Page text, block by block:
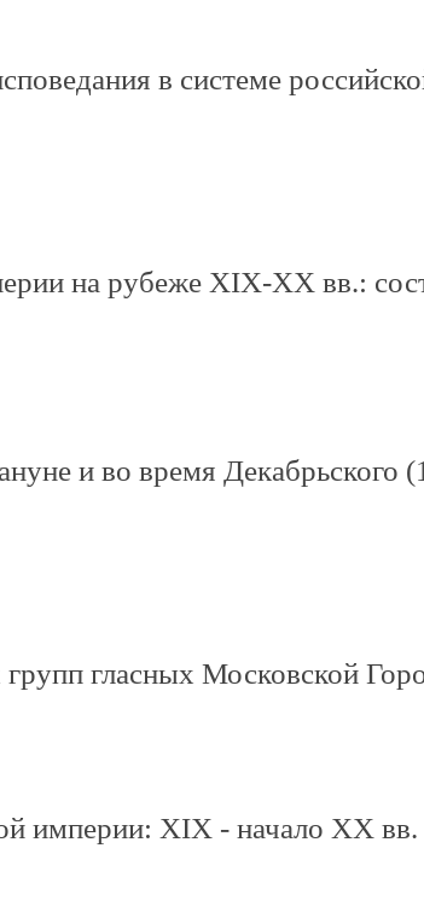
в системе
на рубеже XIX-XX вв.:
и во время Декабрьского
гласных Московской
империи: XIX - начало XX вв.